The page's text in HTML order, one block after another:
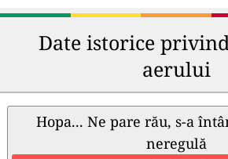
Date istorice
aerului
Hopa... Ne pare rău, s-a
neregulă